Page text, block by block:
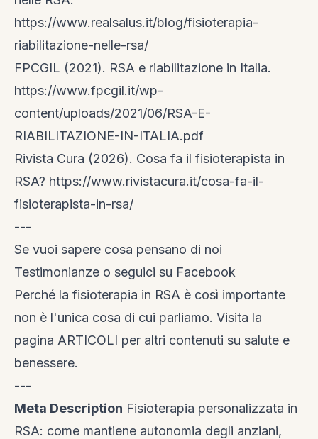
https://www.realsalus.it/blog/fisioterapia-
riabilitazione-nelle-rsa/
FPCGIL (2021). RSA e riabilitazione in Italia.
https://www.fpcgil.it/wp-
content/uploads/2021/06/RSA-E-
RIABILITAZIONE-IN-ITALIA.pdf
Rivista Cura (2026). Cosa fa il fisioterapista in
RSA? https://www.rivistacura.it/cosa-fa-il-
fisioterapista-in-rsa/
---
Se vuoi sapere cosa pensano di noi
Testimonianze o seguici su Facebook
Perché la fisioterapia in RSA è così importante
non è l'unica cosa di cui parliamo. Visita la
pagina ARTICOLI per altri contenuti su salute e
benessere.
---
Meta Description Fisioterapia personalizzata in
RSA: come mantiene autonomia degli anziani,